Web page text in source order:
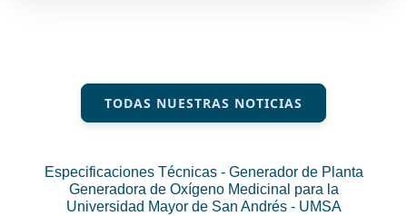
TODAS NUESTRAS NOTICIAS
Especificaciones Técnicas - Generador de Planta
Generadora de Oxígeno Medicinal para la
Universidad Mayor de San Andrés - UMSA